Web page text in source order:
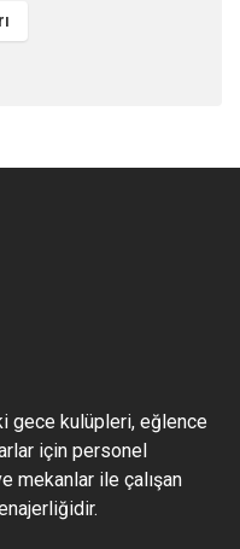
gece kulüpleri, eğlence
için personel
mekanlar ile çalışan